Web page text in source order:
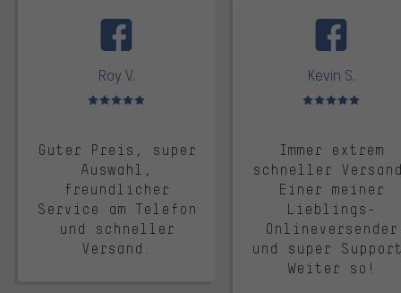
Roy V.
Bewertungen: 5 von 5
Guter Preis, super
Auswahl,
freundlicher
Service am Telefon
und schneller
Versand.
Kevin S.
Bewertungen: 5 von 5
Immer extrem
schneller
Einer meiner
Lieblings-
Onlineversender
und super
Weiter so!